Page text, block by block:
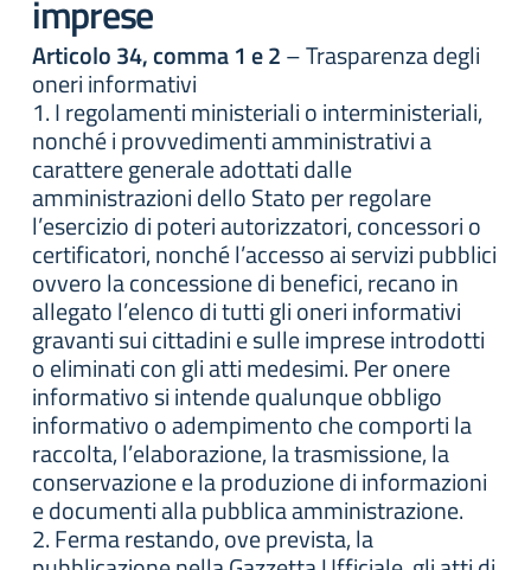
imprese
Articolo 34, comma 1 e 2– Trasparenza degli
oneri informativi
1. I regolamenti ministeriali o interministeriali,
nonché i provvedimenti amministrativi a
carattere generale adottati dalle
amministrazioni dello Stato per regolare
l’esercizio di poteri autorizzatori, concessori o
certificatori, nonché l’accesso ai servizi pubblici
ovvero la concessione di benefici, recano in
allegato l’elenco di tutti gli oneri informativi
gravanti sui cittadini e sulle imprese introdotti
o eliminati con gli atti medesimi. Per onere
informativo si intende qualunque obbligo
informativo o adempimento che comporti la
raccolta, l’elaborazione, la trasmissione, la
conservazione e la produzione di informazioni
e documenti alla pubblica amministrazione.
2. Ferma restando, ove prevista, la